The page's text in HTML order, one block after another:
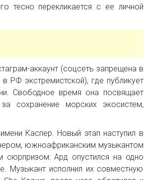
тесно перекликается с ее личной
аккаунт (соцсеть запрещена в
РФ экстремистской), где публикует
Свободное время она посвящает
сохранение морских экосистем,
Каспер. Новый этап наступил в
южноафриканским музыкантом
Ард опустился на одно
Музыкант исполнил их совместную